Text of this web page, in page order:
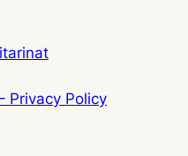
Privacy Policy